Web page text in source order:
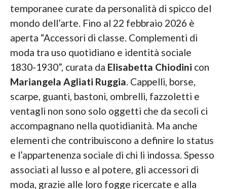
temporanee curate da personalità di spicco del
mondo dell’arte. Fino al 22 febbraio 2026 è
aperta “Accessori di classe. Complementi di
moda tra uso quotidiano e identità sociale
1830-1930”, curata da Elisabetta Chiodini con
Mariangela Agliati Ruggia. Cappelli, borse,
scarpe, guanti, bastoni, ombrelli, fazzoletti e
ventagli non sono solo oggetti che da secoli ci
accompagnano nella quotidianità. Ma anche
elementi che contribuiscono a definire lo status
e l’appartenenza sociale di chi li indossa. Spesso
associati al lusso e al potere, gli accessori di
moda, grazie alle loro fogge ricercate e alla